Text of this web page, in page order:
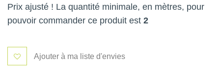
Prix ajusté ! La quantité minimale, en mètres, pour
pouvoir commander ce produit est 2
Ajouter à ma liste d'envies